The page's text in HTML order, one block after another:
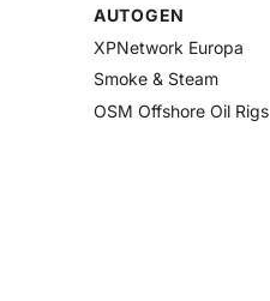
AUTOGEN
XPNetwork Europa
Smoke & Steam
OSM Offshore Oil Rigs